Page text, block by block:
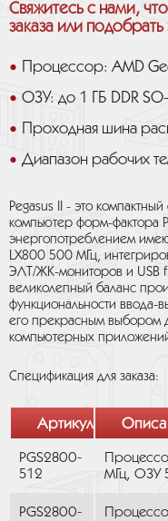
Свяжитесь с нами,
заказа или подобрать
Процессор: AMD
ОЗУ: до 1 ГБ DDR
Проходная шина
Диапазон рабочих
Pegasus II - это
компьютер форм-фактора
энергопотреблением
LX800 500 МГц,
ЭЛТ/ЖК-мониторов и USB
великолепный баланс
функциональности ввода-
его прекрасным выбором
компьютерных
Спецификация для заказа:
Артикул
PGS2800-
512
МГц, ОЗУ
PGS2800-